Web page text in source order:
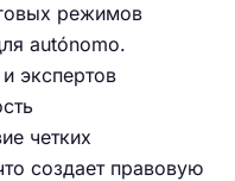
режимов
autónomo.
экспертов
четких
создает правовую